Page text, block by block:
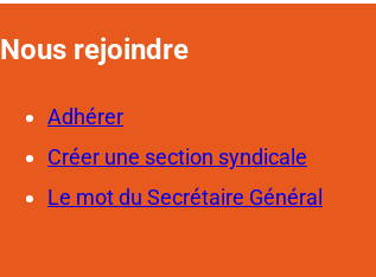
Nous rejoindre
Adhérer
Créer une section syndicale
Le mot du Secrétaire Général